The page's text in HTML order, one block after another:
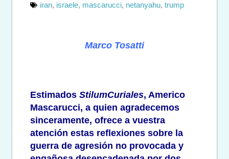
iran, israele, mascarucci, netanyahu, trump
Marco Tosatti
Estimados StilumCuriales, Americo
Mascarucci, a quien agradecemos
sinceramente, ofrece a vuestra
atención estas reflexiones sobre la
guerra de agresión no provocada y